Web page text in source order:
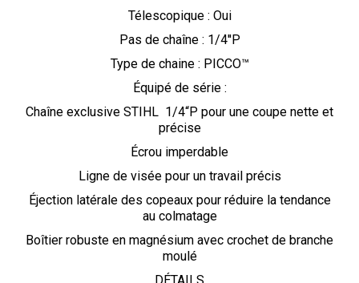
Télescopique : Oui
Pas de chaîne : 1/4''P
Type de chaine : PICCO™
Équipé de série :
Chaîne exclusive STIHL 1/4“P pour une coupe nette et
précise
Écrou imperdable
Ligne de visée pour un travail précis
Éjection latérale des copeaux pour réduire la tendance
au colmatage
Boîtier robuste en magnésium avec crochet de branche
moulé